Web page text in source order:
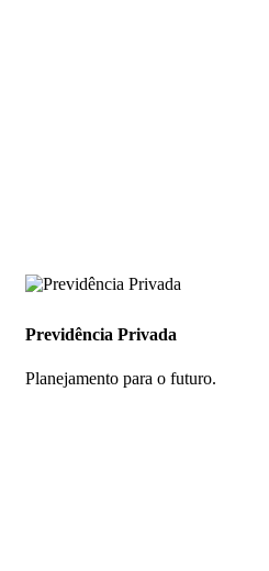
Previdência Privada
Planejamento para o futuro.